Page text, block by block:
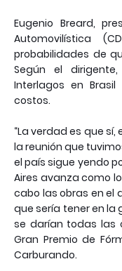
Eugenio Breard,
Automovilística
probabilidades de
Según el
Interlagos en
costos.
“La verdad es que
la reunión que
el país sigue yendo
Aires avanza como
cabo las obras en el
que sería tener en la
se darían todas las
Gran Premio de
Carburando.